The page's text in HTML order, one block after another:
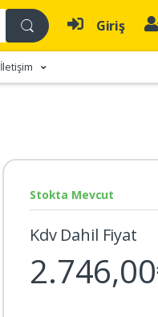
Giriş
İletişim
Stokta Mevcut
Kdv Dahil Fiyat